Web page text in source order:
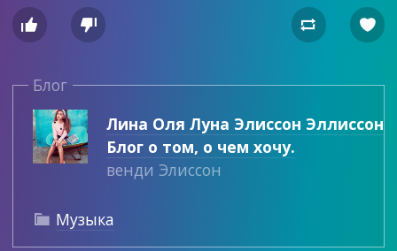
   
Блог
Лина Оля Луна Элиссон Эллиссон
Блог о том, о чем хочу.
венди Элиссон
 Музыка